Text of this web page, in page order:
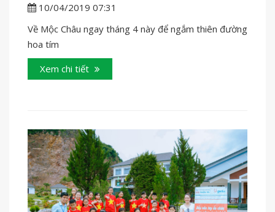
10/04/2019 07:31
Về Mộc Châu ngay tháng 4 này để ngắm thiên đường
hoa tím
Xem chi tiết